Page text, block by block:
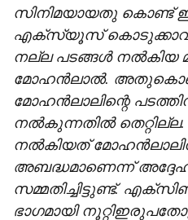
സിനിമയായതു കൊണ്ട്
എക്സ്യൂസ്
നല്ല പടങ്ങൾ നൽകിയ
മോഹൻലാൽ.
മോഹൻലാലിന്റെ
നൽകുന്നതിൽ
നൽകിയത് മോഹൻലാലിന്
അബദ്ധമാണെന്ന്
സമ്മതിച്ചിട്ടുണ്ട്.
ഭാഗമായി